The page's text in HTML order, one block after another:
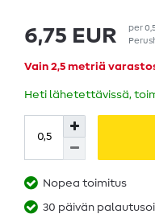
6,75 EUR per
Vain 2,5 metriä
Heti lähetettävissä,
Nopea toimitus
30 päivän